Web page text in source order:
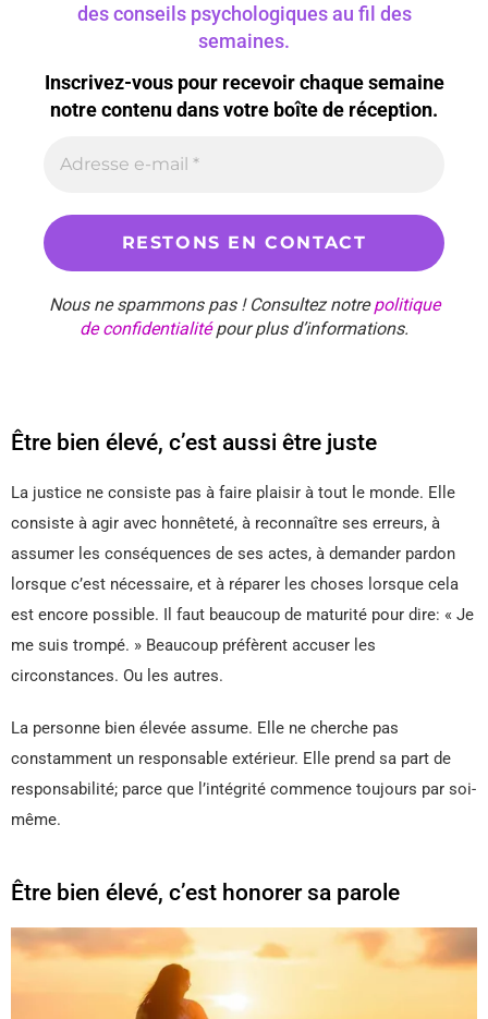
des conseils psychologiques au fil des
semaines.
Inscrivez-vous pour recevoir chaque semaine
notre contenu dans votre boîte de réception.
Nous ne spammons pas ! Consultez notrepolitique
de confidentialitépour plus d’informations.
Être bien élevé, c’est aussi être juste
La justice ne consiste pas à faire plaisir à tout le monde. Elle
consiste à agir avec honnêteté, à reconnaître ses erreurs, à
assumer les conséquences de ses actes, à demander pardon
lorsque c’est nécessaire, et à réparer les choses lorsque cela
est encore possible. Il faut beaucoup de maturité pour dire: « Je
me suis trompé. » Beaucoup préfèrent accuser les
circonstances. Ou les autres.
La personne bien élevée assume. Elle ne cherche pas
constamment un responsable extérieur. Elle prend sa part de
responsabilité; parce que l’intégrité commence toujours par soi-
même.
Être bien élevé, c’est honorer sa parole